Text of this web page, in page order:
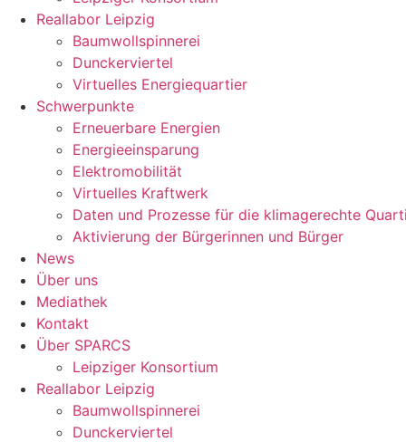
Reallabor Leipzig
Baumwollspinnerei
Dunckerviertel
Virtuelles Energiequartier
Schwerpunkte
Erneuerbare Energien
Energieeinsparung
Elektromobilität
Virtuelles Kraftwerk
Daten und Prozesse für die klimagerechte
Aktivierung der Bürgerinnen und Bürger
News
Über uns
Mediathek
Kontakt
Über SPARCS
Leipziger Konsortium
Reallabor Leipzig
Baumwollspinnerei
Dunckerviertel